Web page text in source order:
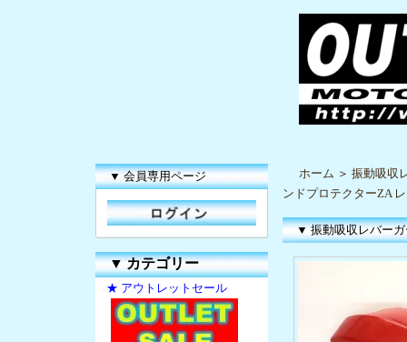
▼ 会員専用ページ
▼カテゴリー
★ アウトレットセール
ホーム ＞ 振動吸収
ンドプロテクターZA
▼ 振動吸収レバー